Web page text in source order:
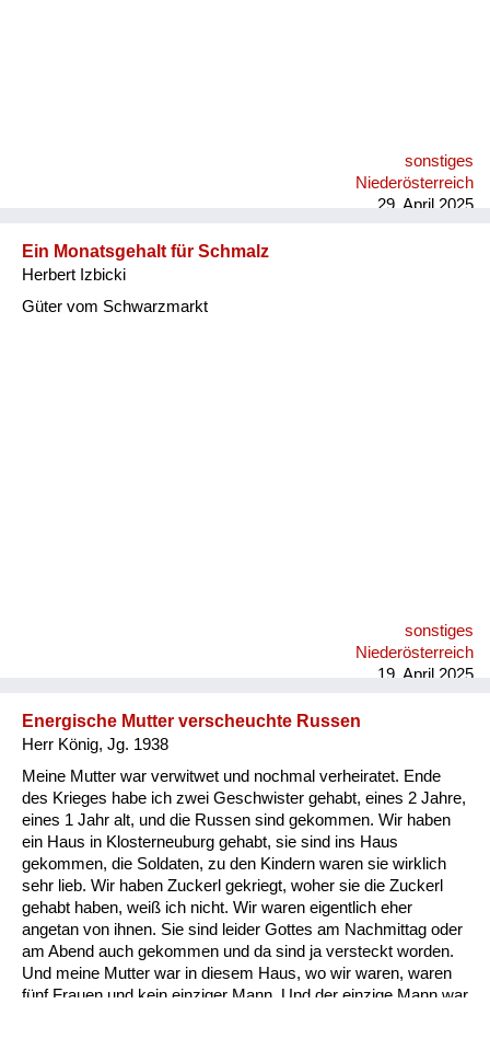
sonstiges
Niederösterreich
29. April 2025
Ein Monatsgehalt für Schmalz
Herbert Izbicki
Güter vom Schwarzmarkt
sonstiges
Niederösterreich
19. April 2025
Energische Mutter verscheuchte Russen
Herr König, Jg. 1938
Meine Mutter war verwitwet und nochmal verheiratet. Ende
des Krieges habe ich zwei Geschwister gehabt, eines 2 Jahre,
eines 1 Jahr alt, und die Russen sind gekommen. Wir haben
ein Haus in Klosterneuburg gehabt, sie sind ins Haus
gekommen, die Soldaten, zu den Kindern waren sie wirklich
sehr lieb. Wir haben Zuckerl gekriegt, woher sie die Zuckerl
gehabt haben, weiß ich nicht. Wir waren eigentlich eher
angetan von ihnen. Sie sind leider Gottes am Nachmittag oder
am Abend auch gekommen und da sind ja versteckt worden.
Und meine Mutter war in diesem Haus, wo wir waren, waren
fünf Frauen und kein einziger Mann. Und der einzige Mann war